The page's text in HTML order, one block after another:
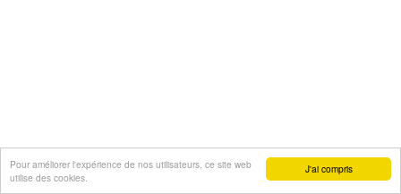
J'ai compris
Pour améliorer l'expérience de nos utilisateurs, ce site web
utilise des cookies.